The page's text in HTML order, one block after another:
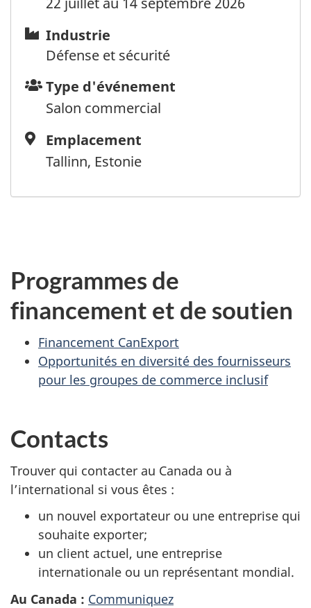
Industrie
Industrie
Défense et sécurité
Type
d'événement
Type d'événement
Salon commercial
Emplacement
Emplacement
Tallinn, Estonie
Programmes de
financement et de soutien
Financement CanExport
Opportunités en diversité des fournisseurs
pour les groupes de commerce inclusif
Contacts
Trouver qui contacter au Canada ou à
l’international si vous êtes :
un nouvel exportateur ou une entreprise qui
souhaite exporter;
un client actuel, une entreprise
internationale ou un représentant mondial.
Au Canada : Communiquez